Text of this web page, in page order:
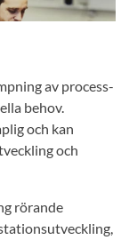
av process-
behov.
och kan
och
rörande